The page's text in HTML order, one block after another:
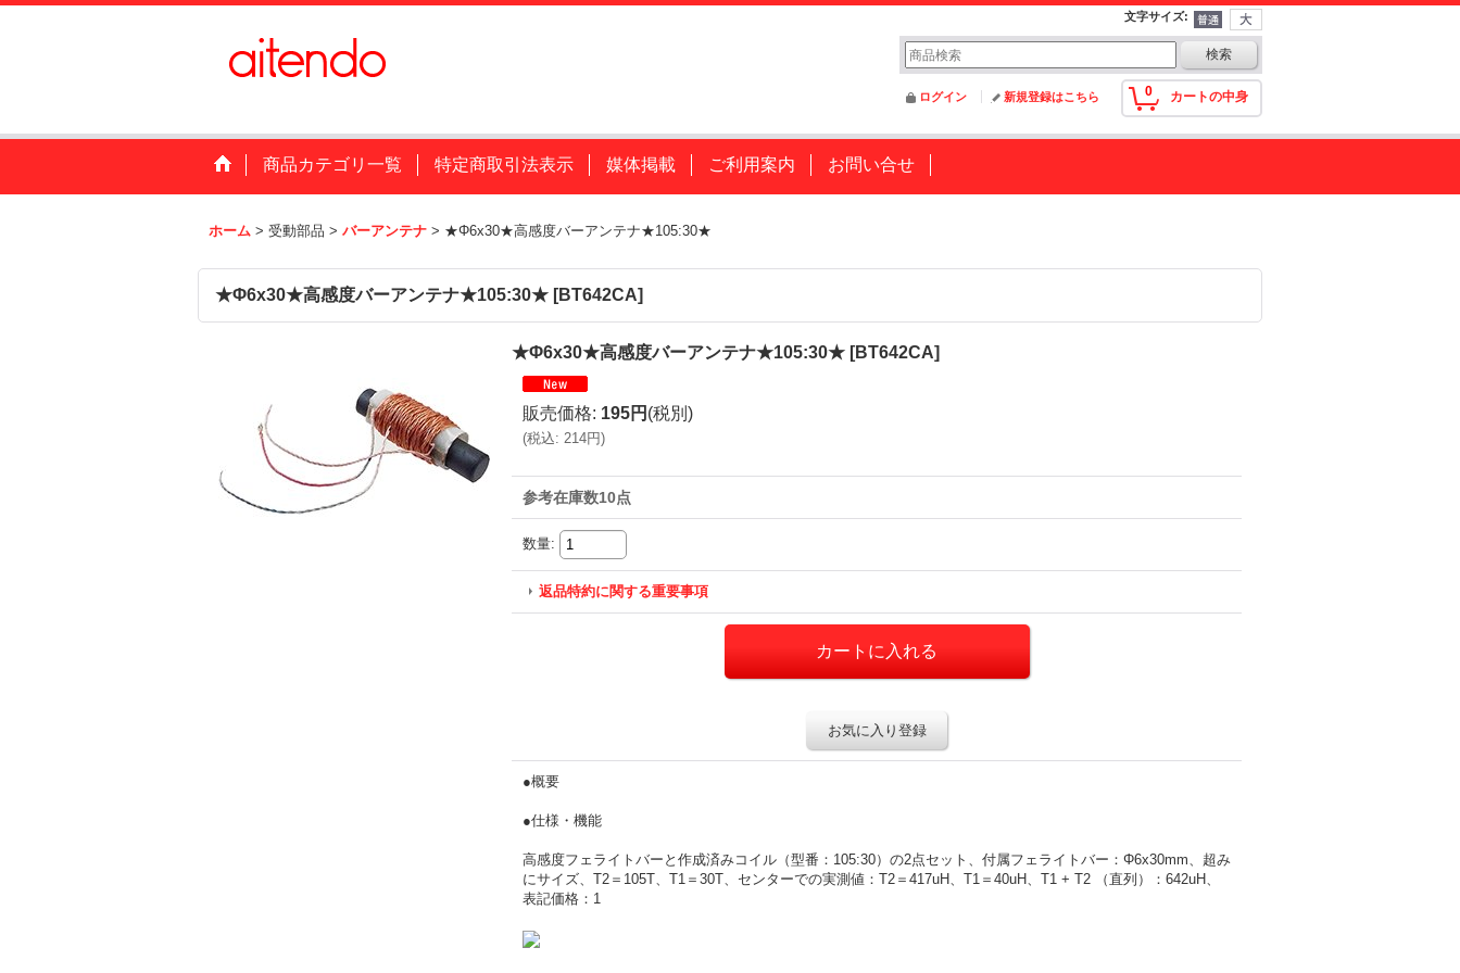
文字サイズ:
0 カートの中身
ログイン 新規登録はこちら
商品カテゴリ一覧 特定商取引法表示 媒体掲載 ご利用案内 お問い合せ
ホーム > 受動部品 > バーアンテナ > ★Φ6x30★高感度バーアンテナ★105:30★
★Φ6x30★高感度バーアンテナ★105:30★ [BT642CA]
★Φ6x30★高感度バーアンテナ★105:30★ [BT642CA]
販売価格: 195円 (税別)
(税込: 214円)
参考在庫数10点
数量:
返品特約に関する重要事項
お気に入り登録
●概要
●仕様・機能
高感度フェライトバーと作成済みコイル（型番：105:30）の2点セット、付属フェライトバー：Φ6x30mm、超み
にサイズ、T2＝105T、T1＝30T、センターでの実測値：T2＝417uH、T1＝40uH、T1 + T2 （直列）：642uH、
表記価格：1